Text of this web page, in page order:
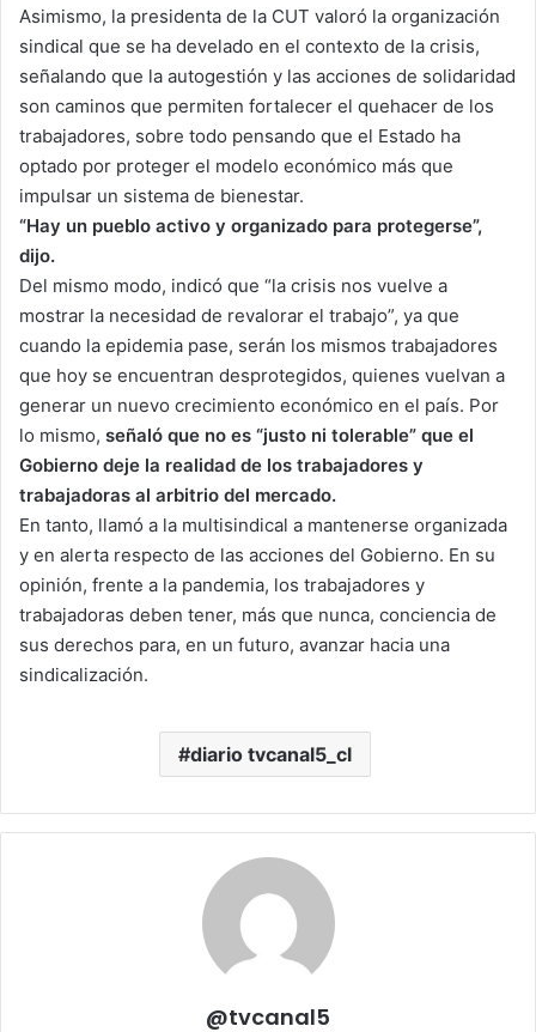
Asimismo, la presidenta de la CUT valoró la organización
sindical que se ha develado en el contexto de la crisis,
señalando que la autogestión y las acciones de solidaridad
son caminos que permiten fortalecer el quehacer de los
trabajadores, sobre todo pensando que el Estado ha
optado por proteger el modelo económico más que
impulsar un sistema de bienestar.
“Hay un pueblo activo y organizado para protegerse”,
dijo.
Del mismo modo, indicó que “la crisis nos vuelve a
mostrar la necesidad de revalorar el trabajo”, ya que
cuando la epidemia pase, serán los mismos trabajadores
que hoy se encuentran desprotegidos, quienes vuelvan a
generar un nuevo crecimiento económico en el país. Por
lo mismo, señaló que no es “justo ni tolerable” que el
Gobierno deje la realidad de los trabajadores y
trabajadoras al arbitrio del mercado.
En tanto, llamó a la multisindical a mantenerse organizada
y en alerta respecto de las acciones del Gobierno. En su
opinión, frente a la pandemia, los trabajadores y
trabajadoras deben tener, más que nunca, conciencia de
sus derechos para, en un futuro, avanzar hacia una
sindicalización.
diario tvcanal5_cl
@tvcanal5